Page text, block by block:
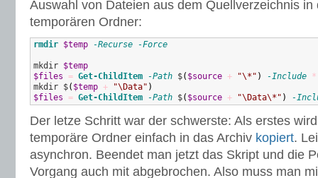
Auswahl von Dateien aus dem Quellverzeichnis in
temporären Ordner:
rmdir $temp -Recurse -Force
mkdir $temp
$files = Get-ChildItem -Path $( $source + "\*" ) -Include *
mkdir $( $temp + "\Data" )
$files = Get-ChildItem -Path $( $source + "\Data\*" ) -
Der letze Schritt war der schwerste: Als erstes
temporäre Ordner einfach in das Archiv kopiert.
asynchron. Beendet man jetzt das Skript und die
Vorgang auch mit abgebrochen. Also muss man